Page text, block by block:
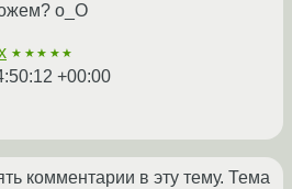
о_О
★★★★★
+00:00
комментарии в эту тему. Тема